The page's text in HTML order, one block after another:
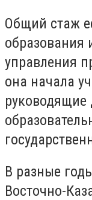
Общий стаж
образования
управления
она начала
руководящие
В разные
Восточно-